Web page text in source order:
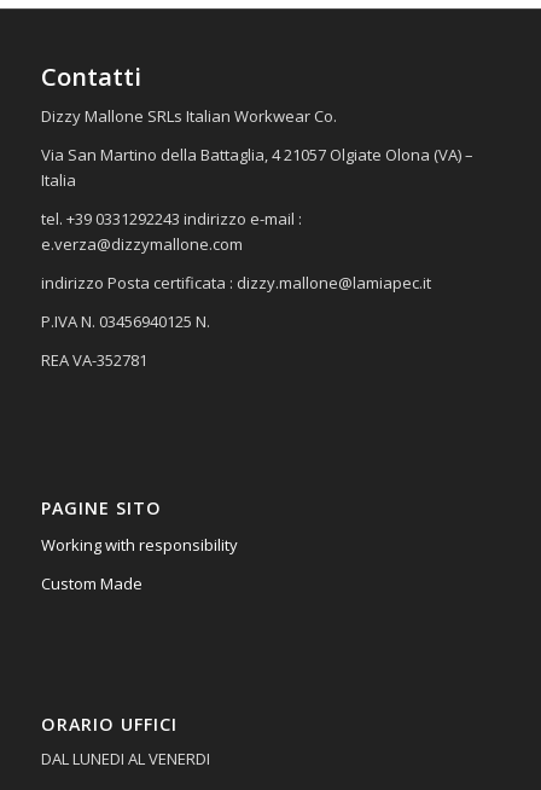
Contatti
Dizzy Mallone SRLs Italian Workwear Co.
Via San Martino della Battaglia, 4 21057 Olgiate Olona (VA) –
Italia
tel. +39 0331292243 indirizzo e-mail :
e.verza@dizzymallone.com
indirizzo Posta certificata : dizzy.mallone@lamiapec.it
P.IVA N. 03456940125 N.
REA VA-352781
PAGINE SITO
Working with responsibility
Custom Made
ORARIO UFFICI
DAL LUNEDI AL VENERDI